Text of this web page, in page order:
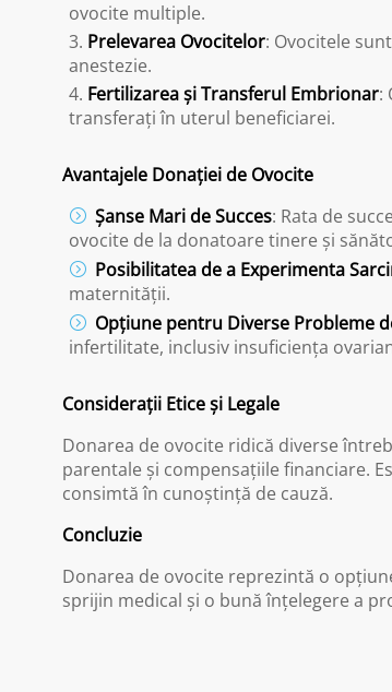
ovocite multiple.
Prelevarea Ovocitelor: Ovocitele
anestezie.
Fertilizarea și Transferul Embrionar:
transferați în uterul beneficiarei.
Avantajele Donației de Ovocite
Șanse Mari de Succes: Rata de
ovocite de la donatoare tinere și
Posibilitatea de a Experimenta
maternității.
Opțiune pentru Diverse Probleme
infertilitate, inclusiv insuficiența
Considerații Etice și Legale
Donarea de ovocite ridică diverse
parentale și compensațiile financiare.
consimtă în cunoștință de cauză.
Concluzie
Donarea de ovocite reprezintă o
sprijin medical și o bună înțelegere a